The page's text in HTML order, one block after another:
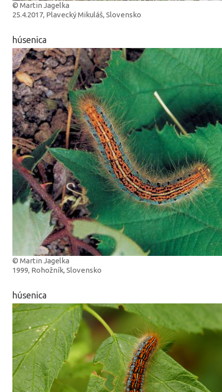
© Martin Jagelka
25.4.2017, Plavecký Mikuláš, Slovensko
húsenica
© Martin Jagelka
1999, Rohožník, Slovensko
húsenica